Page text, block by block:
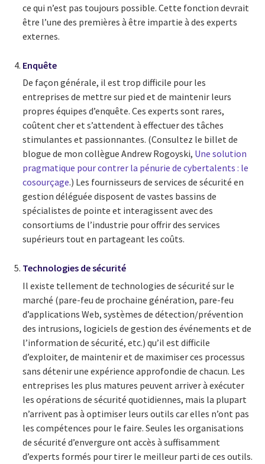
ce qui n’est pas toujours possible. Cette fonction devrait
être l’une des premières à être impartie à des experts
externes.
Enquête
De façon générale, il est trop difficile pour les
entreprises de mettre sur pied et de maintenir leurs
propres équipes d’enquête. Ces experts sont rares,
coûtent cher et s’attendent à effectuer des tâches
stimulantes et passionnantes. (Consultez le billet de
blogue de mon collègue Andrew Rogoyski, Une solution
pragmatique pour contrer la pénurie de cybertalents : le
cosourçage.) Les fournisseurs de services de sécurité en
gestion déléguée disposent de vastes bassins de
spécialistes de pointe et interagissent avec des
consortiums de l’industrie pour offrir des services
supérieurs tout en partageant les coûts.
Technologies de sécurité
Il existe tellement de technologies de sécurité sur le
marché (pare-feu de prochaine génération, pare-feu
d’applications Web, systèmes de détection/prévention
des intrusions, logiciels de gestion des événements et de
l’information de sécurité, etc.) qu’il est difficile
d’exploiter, de maintenir et de maximiser ces processus
sans détenir une expérience approfondie de chacun. Les
entreprises les plus matures peuvent arriver à exécuter
les opérations de sécurité quotidiennes, mais la plupart
n’arrivent pas à optimiser leurs outils car elles n’ont pas
les compétences pour le faire. Seules les organisations
de sécurité d’envergure ont accès à suffisamment
d’experts formés pour tirer le meilleur parti de ces outils.